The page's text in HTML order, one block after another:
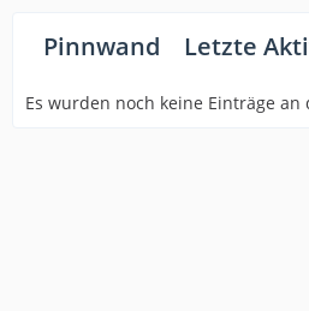
Pinnwand Letzte
Es wurden noch keine Einträge